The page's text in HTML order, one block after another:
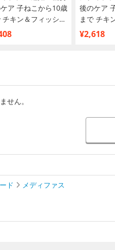
ア 子ねこから10歳
チキン＆フィッシュ
後のケア
まで チキ
味 2.7kg
¥2,618
せん。
ド
メディファス